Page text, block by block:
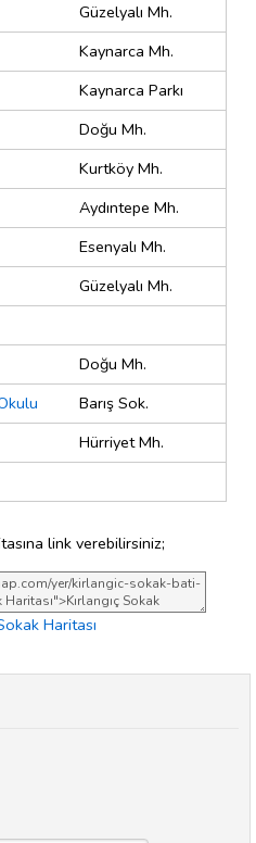
Güzelyalı Mh.
Kaynarca Mh.
Kaynarca Parkı
Doğu Mh.
Kurtköy Mh.
Aydıntepe Mh.
Esenyalı Mh.
Güzelyalı Mh.
Doğu Mh.
Barış Sok.
Hürriyet Mh.
link verebilirsiniz;
Haritası